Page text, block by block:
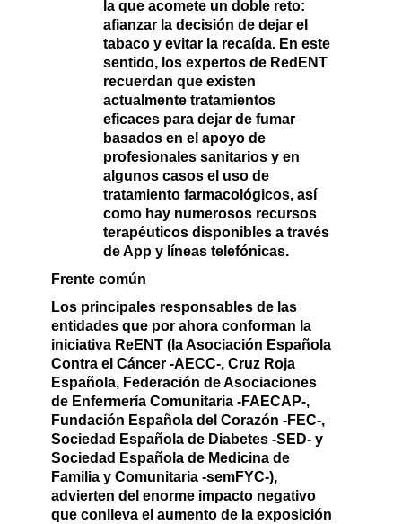
la que acomete un doble reto:
afianzar la decisión de dejar el
tabaco y evitar la recaída. En este
sentido, los expertos de RedENT
recuerdan que existen
actualmente tratamientos
eficaces para dejar de fumar
basados en el apoyo de
profesionales sanitarios y en
algunos casos el uso de
tratamiento farmacológicos, así
como hay numerosos recursos
terapéuticos disponibles a través
de App y líneas telefónicas.
Frente común
Los principales responsables de las
entidades que por ahora conforman la
iniciativa ReENT (la Asociación Española
Contra el Cáncer -AECC-, Cruz Roja
Española, Federación de Asociaciones
de Enfermería Comunitaria -FAECAP-,
Fundación Española del Corazón -FEC-,
Sociedad Española de Diabetes -SED- y
Sociedad Española de Medicina de
Familia y Comunitaria -semFYC-),
advierten del enorme impacto negativo
que conlleva el aumento de la exposición